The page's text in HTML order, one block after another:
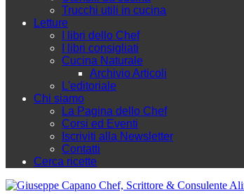
Trucchi utili in cucina
Letture
I libri dello Chef
I libri consigliati
Cucina Naturale
Archivio Articoli
L'editoriale
Chi siamo
La Pagina dello Chef
Corsi ed Eventi
Iscriviti alla Newsletter
Contatti
Cerca ricette